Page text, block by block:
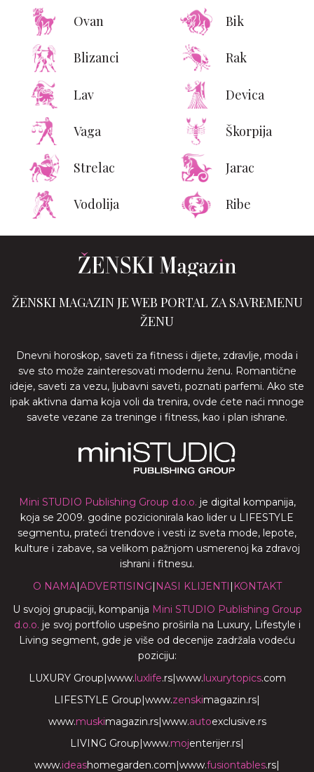
Ovan Bik
Blizanci Rak
Lav Devica
Vaga Škorpija
Strelac Jarac
Vodolija Ribe
ŽENSKI MAGAZIN JE WEB PORTAL ZA SAVREMENU
ŽENU
Dnevni horoskop, saveti za fitness i dijete, zdravlje, moda i
sve sto može zainteresovati modernu ženu. Romantične
ideje, saveti za vezu, ljubavni saveti, poznati parfemi. Ako ste
ipak aktivna dama koja voli da trenira, ovde ćete naći mnoge
savete vezane za treninge i fitness, kao i plan ishrane.
Mini STUDIO Publishing Group d.o.o. je digital kompanija,
koja se 2009. godine pozicionirala kao lider u LIFESTYLE
segmentu, prateći trendove i vesti iz sveta mode, lepote,
kulture i zabave, sa velikom pažnjom usmerenoj ka zdravoj
ishrani i fitnesu.
O NAMA|ADVERTISING| NASI KLIJENTI | KONTAKT
U svojoj grupaciji, kompanija Mini STUDIO Publishing Group
d.o.o. je svoj portfolio uspešno proširila na Luxury, Lifestyle i
Living segment, gde je više od decenije zadržala vodeću
poziciju:
LUXURY Group|www.luxlife.rs|www.luxurytopics.com
LIFESTYLE Group|www.zenskimagazin.rs|
www.muskimagazin.rs|www.autoexclusive.rs
LIVING Group|www.mojenterijer.rs|
www.ideashomegarden.com|www.fusiontables.rs|